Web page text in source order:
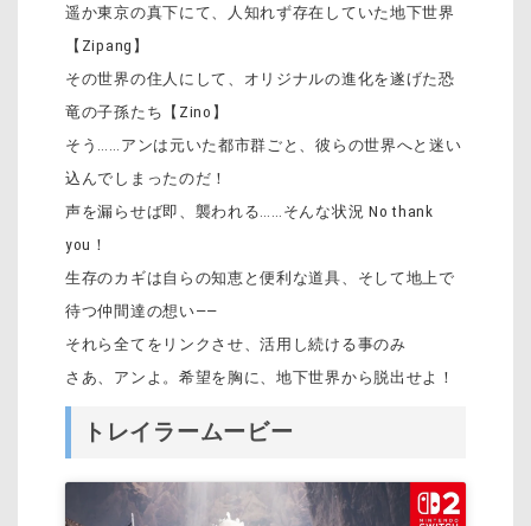
遥か東京の真下にて、人知れず存在していた地下世界
【Zipang】
その世界の住人にして、オリジナルの進化を遂げた恐
竜の子孫たち【Zino】
そう……アンは元いた都市群ごと、彼らの世界へと迷い
込んでしまったのだ！
声を漏らせば即、襲われる……そんな状況 No thank
you！
生存のカギは自らの知恵と便利な道具、そして地上で
待つ仲間達の想い――
それら全てをリンクさせ、活用し続ける事のみ
さあ、アンよ。希望を胸に、地下世界から脱出せよ！
トレイラームービー